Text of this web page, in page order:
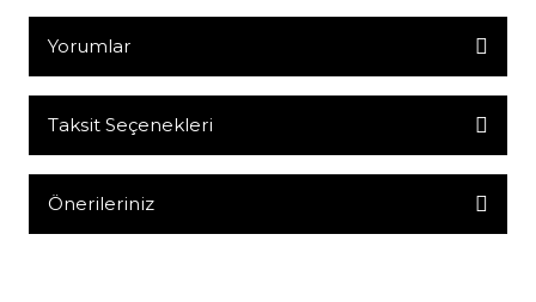
Yorumlar
Bu ürüne ilk yorumu siz yapın!
Taksit Seçenekleri
Önerileriniz